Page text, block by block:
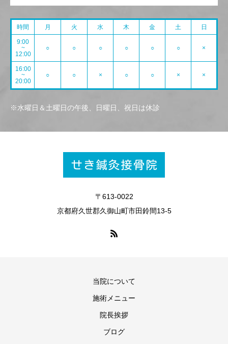
時間 月 火 水 木 金 土 日
9:00
~
12:00
○ ○ ○ ○ ○ ○ ×
16:00
~
20:00
○ ○ × ○ ○ × ×
※水曜日＆土曜日の午後、日曜日、祝日は休診
〒613-0022
京都府久世郡久御山町市田鈴間13-5
当院について
施術メニュー
院長挨拶
ブログ